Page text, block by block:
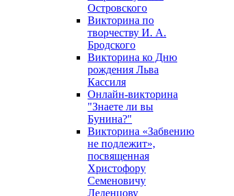
Островского
Викторина по
творчеству И. А.
Бродского
Викторина ко Дню
рождения Льва
Кассиля
Онлайн-викторина
"Знаете ли вы
Бунина?"
Викторина «Забвению
не подлежит»,
посвященная
Христофору
Семеновичу
Леденцову